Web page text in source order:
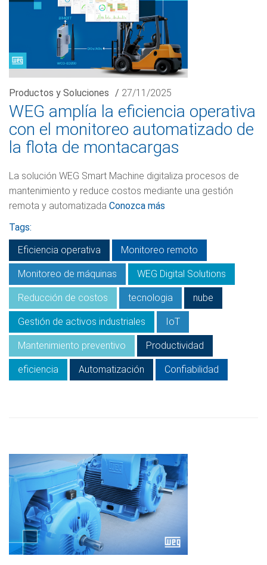
Productos y Soluciones / 27/11/2025
WEG amplía la eficiencia operativa
con el monitoreo automatizado de
la flota de montacargas
La solución WEG Smart Machine digitaliza procesos de
mantenimiento y reduce costos mediante una gestión
remota y automatizada Conozca más
Tags:
Eficiencia operativa
Monitoreo remoto
Monitoreo de máquinas WEG Digital Solutions
Reducción de costos tecnologia nube
Gestión de activos industriales IoT
Mantenimiento preventivo Productividad
eficiencia Automatización Confiabilidad